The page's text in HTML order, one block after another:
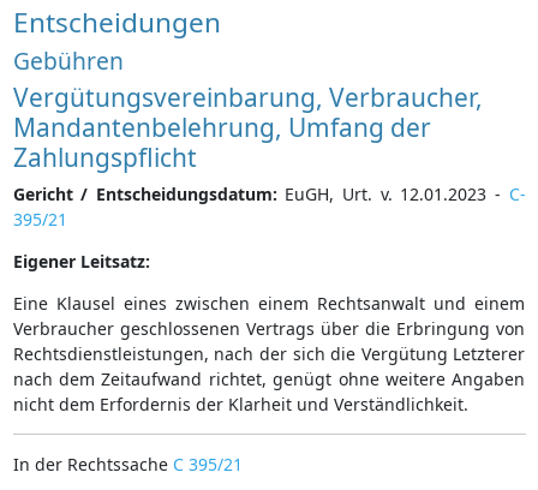
Entscheidungen
Gebühren
Vergütungsvereinbarung, Verbraucher,
Mandantenbelehrung, Umfang der
Zahlungspflicht
Gericht / Entscheidungsdatum: EuGH, Urt. v. 12.01.2023 - C-
395/21
Eigener Leitsatz:
Eine Klausel eines zwischen einem Rechtsanwalt und einem
Verbraucher geschlossenen Vertrags über die Erbringung von
Rechtsdienstleistungen, nach der sich die Vergütung Letzterer
nach dem Zeitaufwand richtet, genügt ohne weitere Angaben
nicht dem Erfordernis der Klarheit und Verständlichkeit.
In der Rechtssache C 395/21